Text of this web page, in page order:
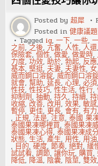
適
合
戴
超
薄
保
險
套
Posted by超犀
Posted in健康議題
Tagged ig,一下,一些,
之前,之後, 亢奮,人性,人還
保險套,個性,做愛,做愛時,
力度,功效,助於,勃起, 反應,
基本,堅挺, 夫妻, 夫妻性,
威而鋼口溶錠,威而鋼口溶
就會,幫助,延長,心理,必須
性技,性技巧,性生活,性行,
抑制劑,抽動,持久,持續,
收縮, 改善, 改用,效果,敏感,
暫停, 更佳, 更長, 會有,有力
,正規, 法是, 注意,泰國 果
泰國果凍哪裡買,泰國果凍
泰國果凍心得,泰國果凍成
狀態,生活,產生, 用性, 用油,
, 目的,硬度,節奏,絕對,緩
試試看,調節,讓你玩,購買,
降低, 降溫, 陰囊, 陰莖,雙效